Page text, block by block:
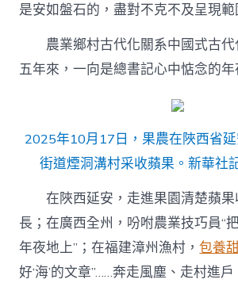
是安如盤石的，盡對不克不及呈現範
農業鄉村古代化關系中國式古代
五年來，一向是總書記心中惦念的年
2025年10月17日，果農在陜西省
街道煙洞溝村采收蘋果。新華社
在陜西延安，走進果園清楚蘋
長；在廣西全州，吩咐農業技巧員“
年夜地上”；在福建漳州漁村，包養
好‘海’的文章”……奔走風塵、走村進